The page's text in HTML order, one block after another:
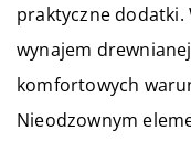
praktyczne dodatki.
wynajem
komfortowych
Nieodzownym